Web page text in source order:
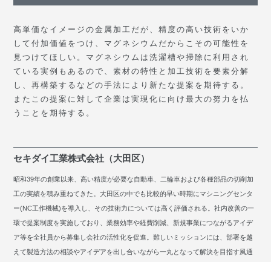
高単価なイメージの金属加工だが、精度の高い技術をいか
して付加価値をつけ、マグネシウムだからこその可能性を
見つけてほしい。マグネシウムは洗濯槽や掃除に利用され
ている実例もあるので、素材の特性と加工技術を要素分解
し、再構築するなどの手法により新たな提案を期待する。
またこの提案に対して企業は実現化に向け最大の努力を払
うことを期待する。
セキダイ工業株式会社（大田区）
昭和39年の創業以来、高い精度が必要な自動車、二輪車および各種部品の切削加
工の実績を積み重ねてきた。大田区の中でも比較的早い時期にマシニングセンタ
ー(NC工作機械)を導入し、その技術力については高く評価される。社内改善の一
環で提案制度を実施しており、業務効率や経費削減、新規事業につながるアイデ
ア等を全社員から募集し会社の活性化を促進。難しいミッションには、部署を越
えて製造方法の相談やアイデアを出し合いながら一丸となって解決を目指す風通